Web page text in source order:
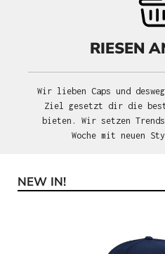
RIESEN
Wir lieben Caps und
Ziel gesetzt dir die
bieten. Wir setzen
Woche mit neuen
Produktgalerie überspringen
NEW IN!